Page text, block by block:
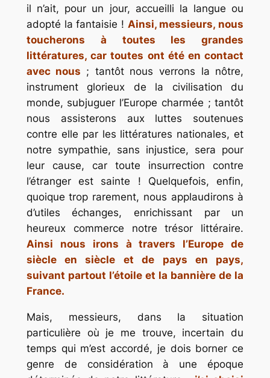
il n’ait, pour un jour, accueilli la langue ou
adopté la fantaisie ! Ainsi, messieurs, nous
toucherons à toutes les grandes
littératures, car toutes ont été en contact
avec nous ; tantôt nous verrons la nôtre,
instrument glorieux de la civilisation du
monde, subjuguer l’Europe charmée ; tantôt
nous assisterons aux luttes soutenues
contre elle par les littératures nationales, et
notre sympathie, sans injustice, sera pour
leur cause, car toute insurrection contre
l’étranger est sainte ! Quelquefois, enfin,
quoique trop rarement, nous applaudirons à
d’utiles échanges, enrichissant par un
heureux commerce notre trésor littéraire.
Ainsi nous irons à travers l’Europe de
siècle en siècle et de pays en pays,
suivant partout l’étoile et la bannière de la
France.
Mais, messieurs, dans la situation
particulière où je me trouve, incertain du
temps qui m’est accordé, je dois borner ce
genre de considération à une époque